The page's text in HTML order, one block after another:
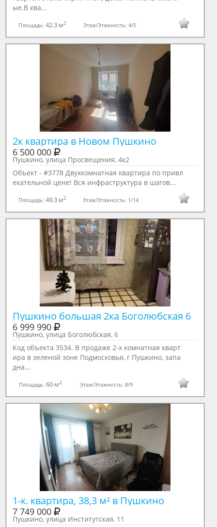
ые.В квa...
Площадь:42.3 м2 Этаж/Этажность:4/5
2к квартира в Новом Пушкино
6 500 000
Пушкино, улица Просвещения, 4к2
Объект - #3778 Двухкомнатная квартира по привл
екательной цене! Вся инфраструктура в шагов...
Площадь: 49.3 м2 Этаж/Этажность: 1/14
Пушкино большая 2ка Боголюбская 6
6 999 990
Пушкино, улица Боголюбская, 6
Код объекта 3534. В продаже 2-х комнатная кварт
ира в зеленой зоне Подмосковья, г Пушкино, запа
дна...
Площадь:60 м2 Этаж/Этажность:8/9
1-к. квартира, 38,3 м² в Пушкино
7 749 000
Пушкино, улица Институтская, 11